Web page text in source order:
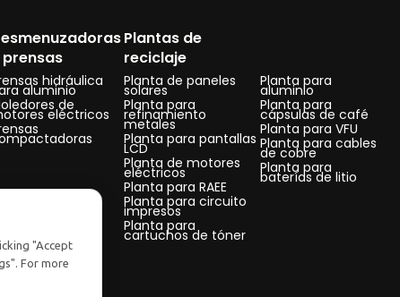
hidráulica
aluminio
de
eléctricos
Plantas de
reciclaje
Planta de paneles
solares
Planta para
refinamiento
metales
Planta para pantallas
LCD
Planta de motores
eléctricos
Planta para RAEE
Planta para circuito
impresos
Planta para
cartuchos de tóner
Planta para
aluminio
Planta para
cápsulas de café
Planta para VFU
Planta para cables
de cobre
Planta para
baterías de litio
"Accept
For more